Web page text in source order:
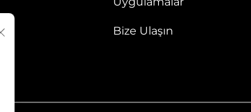
Bize Ulaşın